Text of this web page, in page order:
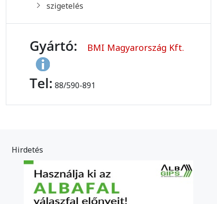
szigetelés
Gyártó: BMI Magyarország Kft.
Tel: 88/590-891
Hirdetés